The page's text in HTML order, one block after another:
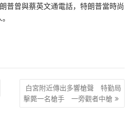
普曾與蔡英文通電話，特朗普當時尚
白宮附近傳出多響槍聲 特勤局
擊斃一名槍手 一旁觀者中槍